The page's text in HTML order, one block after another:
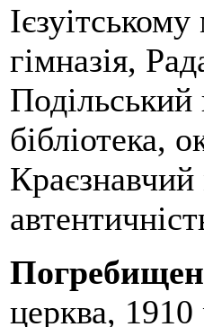
гімназія,
бібліотека,
церква,